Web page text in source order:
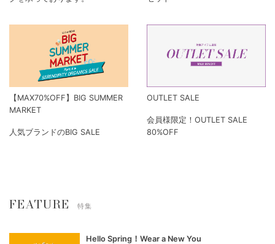
【MAX70%OFF】BIG SUMMER
MARKET
人気ブランドのBIG SALE
OUTLET SALE
会員様限定！OUTLET SALE
80%OFF
FEATURE 特集
Hello Spring！Wear a New You